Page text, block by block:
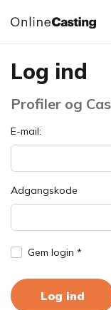
Log ind
Profiler og
E-mail:
Adgangskode
Gem login *
Log ind